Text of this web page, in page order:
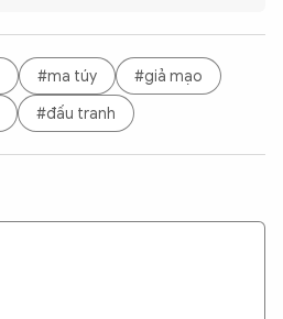
#ma túy
#giả mạo
#đấu tranh